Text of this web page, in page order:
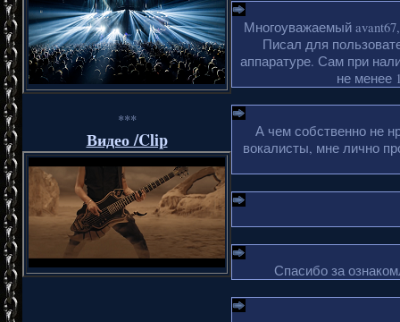
***
Видео /Clip
Многоуважаемый
Писал для
аппаратуре. Сам при
не менее
А чем собственно не
вокалисты, мне лично
Спасибо за